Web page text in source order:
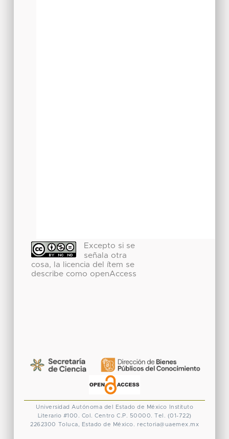
Excepto si se
señala otra
cosa, la licencia del ítem se
describe como openAccess
Universidad Autónoma del Estado de México
Instituto
Literario #100. Col. Centro C.P. 50000. Tel. (01-722)
2262300 Toluca, Estado de México. rectoria@uaemex.mx